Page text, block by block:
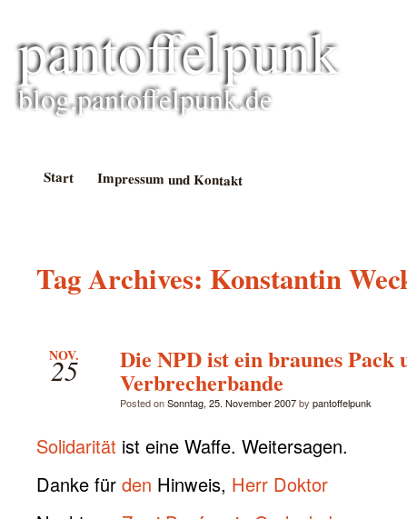
pantoffelpunk
blog.pantoffelpunk.de
Start Impressum und Kontakt
Tag Archives: Konstantin
NOV.
25 Die NPD ist ein braunes Pack
Verbrecherbande
Posted onSonntag, 25. November 2007by pantoffelpunk
Solidarität ist eine Waffe. Weitersagen.
Danke für den Hinweis, Herr Doktor